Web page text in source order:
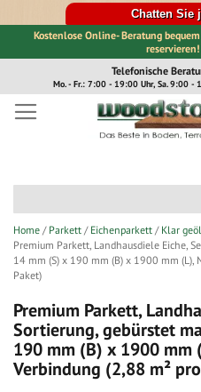
Chatten Sie
Kostenlose Online- Beratung
Inhalt
Telefonische
Mo. - Fr.: 7:00 - 19:00 Uhr, Sa. 9:00 -
Home Parkett Eichenparkett
Klar
Premium Parkett, Landhausdiele Eiche,
14 mm (S) x 190 mm (B) x 1900 mm (L),
Paket)
Premium Parkett,
Sortierung, gebürstet
190 mm (B) x 1900 mm
Verbindung (2,88 m²